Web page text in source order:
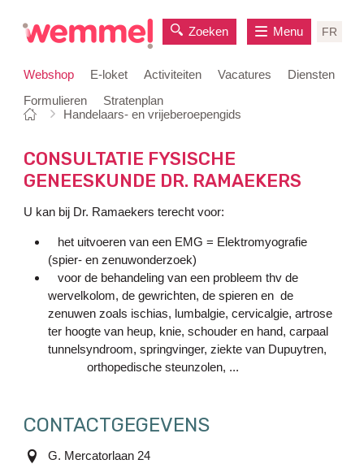
Webshop E-loket Activiteiten Vacatures
Diensten
Formulieren
Stratenplan
Zoeken FR
Menu
Je
hier:
Startpagina
Handelaars- en vrijeberoepengids
CONSULTATIE FYSISCHE
GENEESKUNDE DR. RAMAEKERS
U kan bij Dr. Ramaekers terecht voor:
het uitvoeren van een EMG = Elektromyografie
(spier- en zenuwonderzoek)
voor de behandeling van een probleem thv de
wervelkolom, de gewrichten, de spieren en de
zenuwen zoals ischias, lumbalgie, cervicalgie, artrose
ter hoogte van heup, knie, schouder en hand, carpaal
tunnelsyndroom, springvinger, ziekte van Dupuytren,
orthopedische steunzolen, ...
CONTACTGEGEVENS
adresG. Mercatorlaan 24